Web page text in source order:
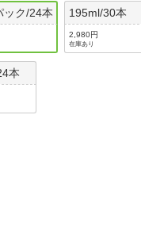
ック/24本 195ml/30本
2,980円
在庫あり
本